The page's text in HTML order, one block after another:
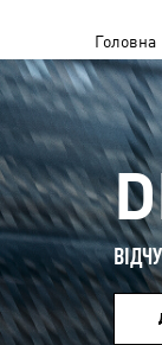
Головна